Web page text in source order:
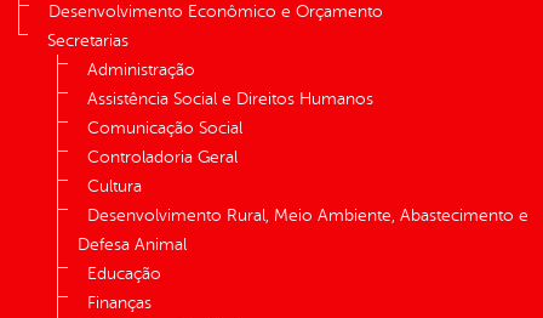
Desenvolvimento Econômico e Orçamento
Secretarias
Administração
Assistência Social e Direitos Humanos
Comunicação Social
Controladoria Geral
Cultura
Desenvolvimento Rural, Meio Ambiente, Abastecimento e
Defesa Animal
Educação
Finanças